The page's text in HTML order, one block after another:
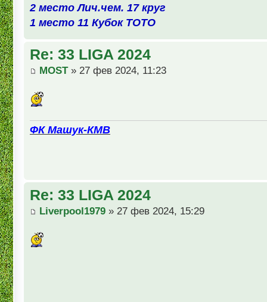
2 место Лич.чем. 17 круг
1 место 11 Кубок ТОТО
Re: 33 LIGA 2024
MOST» 27 фев 2024, 11:23
ФК Машук-КМВ
Re: 33 LIGA 2024
Liverpool1979 » 27 фев 2024, 15:29